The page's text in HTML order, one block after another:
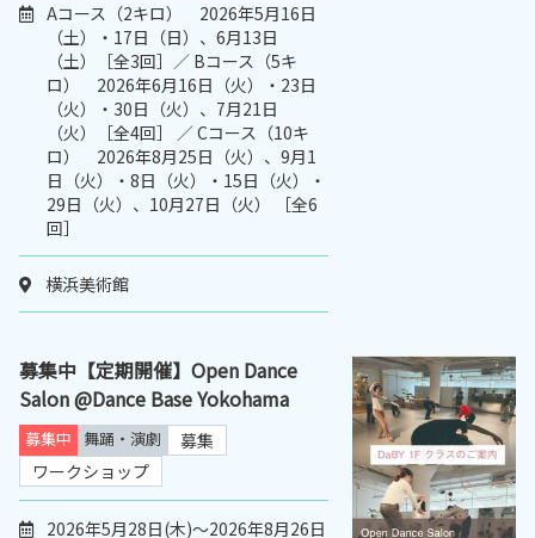
Aコース（2キロ） 2026年5月16日
（土）・17日（日）、6月13日
（土）［全3回］／ Bコース（5キ
ロ） 2026年6月16日（火）・23日
（火）・30日（火）、7月21日
（火）［全4回］ ／ Cコース（10キ
ロ） 2026年8月25日（火）、9月1
日（火）・8日（火）・15日（火）・
29日（火）、10月27日（火） ［全6
回］
横浜美術館
募集中【定期開催】Open Dance
Salon @Dance Base Yokohama
募集中 舞踊・演劇
募集
ワークショップ
2026年5月28日(木)～2026年8月26日